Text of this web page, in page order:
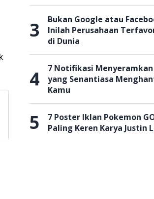
3
Bukan Google atau
Inilah Perusahaan
di Dunia
4
7 Notifikasi Menyeramkan
yang Senantiasa
Kamu
5
7 Poster Iklan Pokemon
Paling Keren Karya Justin